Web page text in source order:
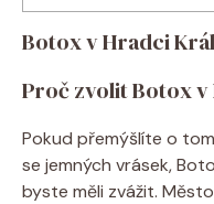
Botox v Hradci
Proč zvolit Botox
Pokud přemýšlíte o
se jemných vrásek,
byste měli zvážit.